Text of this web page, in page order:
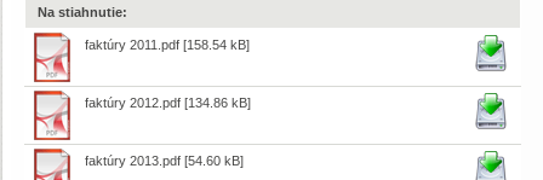
Na stiahnutie:
faktúry 2011.pdf [158.54 kB]
faktúry 2012.pdf [134.86 kB]
faktúry 2013.pdf [54.60 kB]